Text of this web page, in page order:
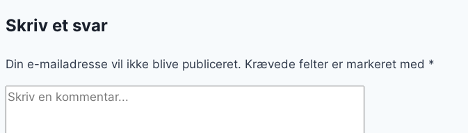
Skriv et svar
Din e-mailadresse vil ikke blive publiceret. Krævede felter er markeret med *